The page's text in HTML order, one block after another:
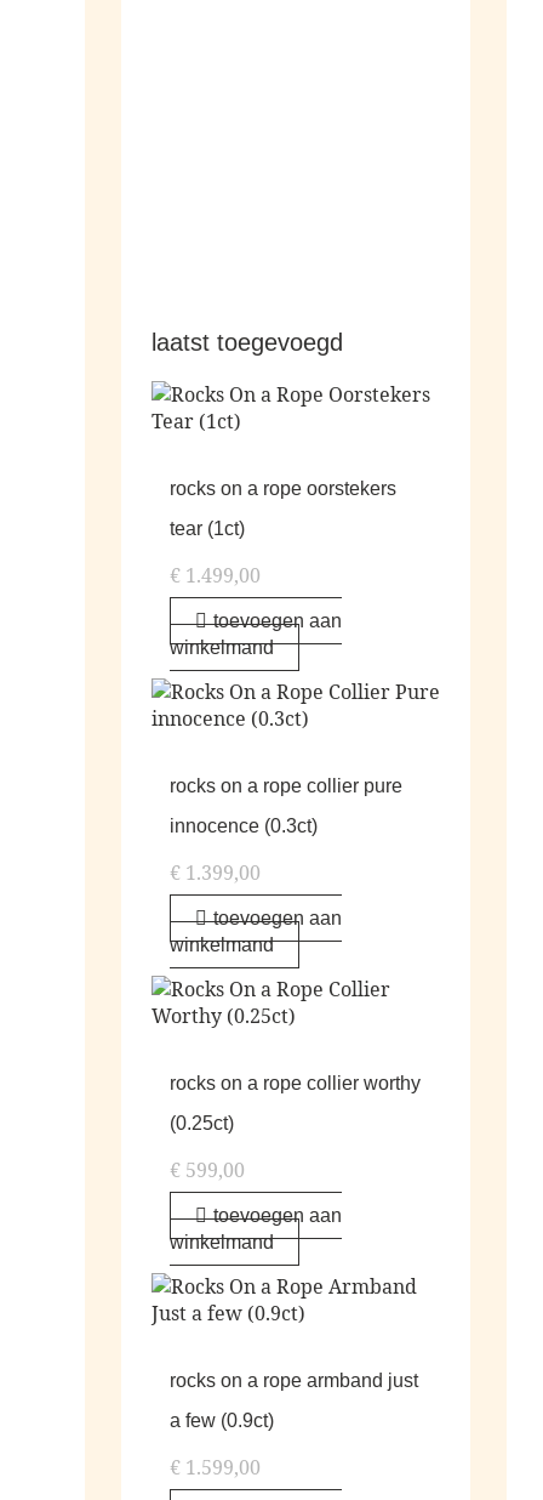
laatst toegevoegd
rocks on a rope oorstekers
tear (1ct)
€ 1.499,00
toevoegen aan
winkelmand
rocks on a rope collier pure
innocence (0.3ct)
€ 1.399,00
toevoegen aan
winkelmand
rocks on a rope collier worthy
(0.25ct)
€ 599,00
toevoegen aan
winkelmand
rocks on a rope armband just
a few (0.9ct)
€ 1.599,00